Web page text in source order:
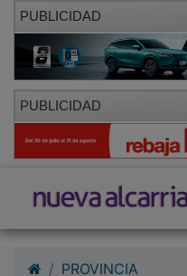
PUBLICIDAD
PUBLICIDAD